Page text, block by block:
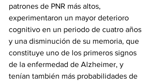
patrones de PNR más altos,
experimentaron un mayor deterioro
cognitivo en un periodo de cuatro años
y una disminución de su memoria, que
constituye uno de los primeros signos
de la enfermedad de Alzheimer, y
tenían también más probabilidades de